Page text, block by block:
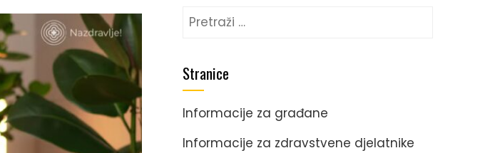
Stranice
Informacije za građane
Informacije za zdravstvene djelatnike